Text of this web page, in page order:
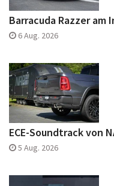
Barracuda Razzer
6 Aug. 2026
ECE-Soundtrack von
5 Aug. 2026